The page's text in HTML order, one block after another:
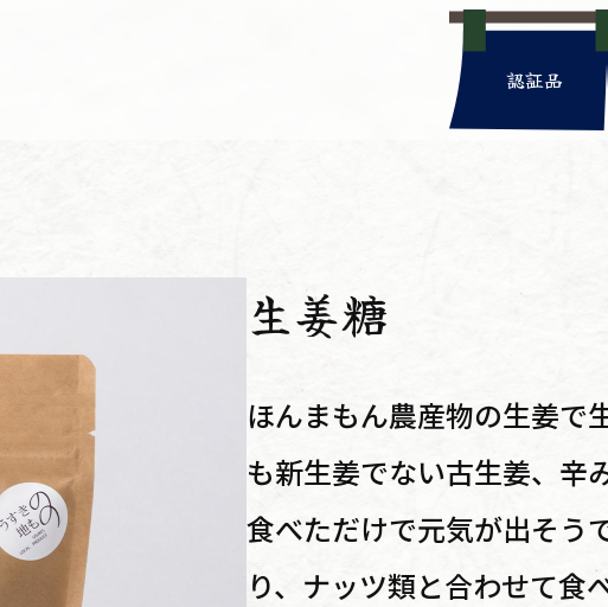
認証品
生姜糖
ほんまもん農産物の生姜で
も新生姜でない古生姜、辛
食べただけで元気が出そう
り、ナッツ類と合わせて食